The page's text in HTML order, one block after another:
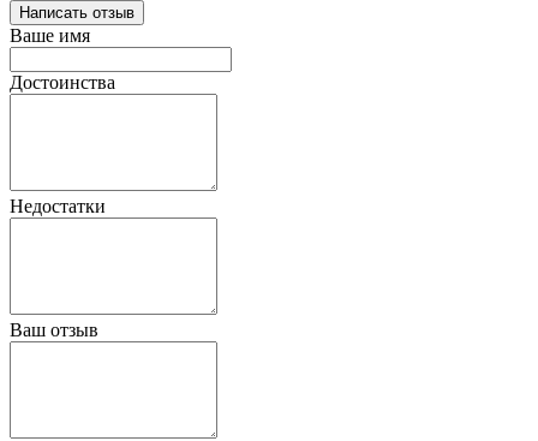
Написать отзыв
Ваше имя
Достоинства
Недостатки
Ваш отзыв